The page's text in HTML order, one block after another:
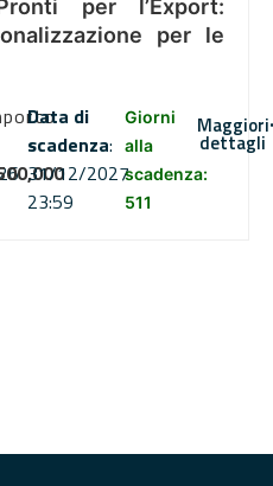
per l’Export:
per le
Data di
scadenza:
31/12/2027
23:59
Giorni
alla
scadenza:
511
Maggiori
dettagli